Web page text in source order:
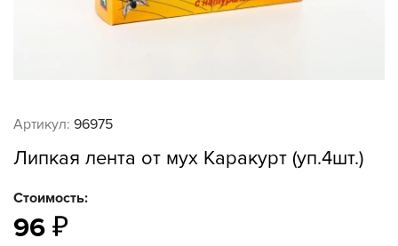
Артикул: 96975
Липкая лента от мух Каракурт (уп.4шт.)
Стоимость:
96